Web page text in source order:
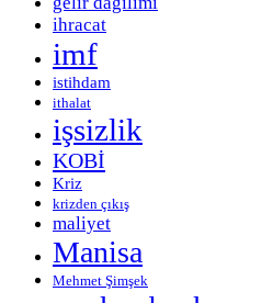
ihracat
imf
istihdam
ithalat
işsizlik
KOBİ
Kriz
krizden çıkış
maliyet
Manisa
Mehmet Şimşek